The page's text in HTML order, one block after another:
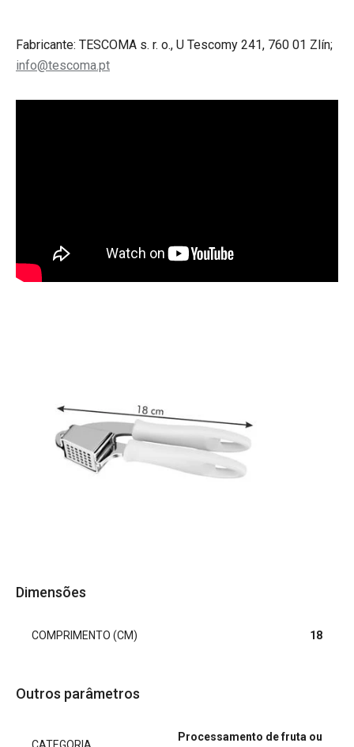
Fabricante: TESCOMA s. r. o., U Tescomy 241, 760 01 Zlín;
info@tescoma.pt
Dimensões
COMPRIMENTO (CM) 18
Outros parâmetros
CATEGORIA
Processamento de fruta ou